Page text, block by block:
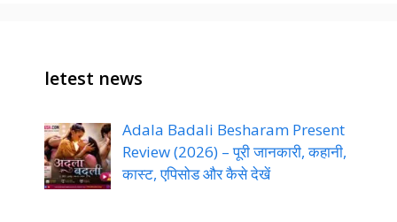
letest news
Adala Badali Besharam Present
Review (2026) – पूरी जानकारी, कहानी,
कास्ट, एपिसोड और कैसे देखें